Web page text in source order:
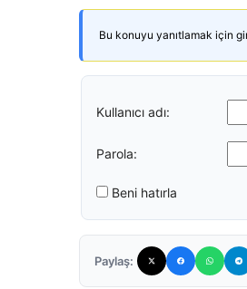
Bu konuyu yanıtlamak için
Kullanıcı adı:
Parola:
Beni hatırla
Paylaş: